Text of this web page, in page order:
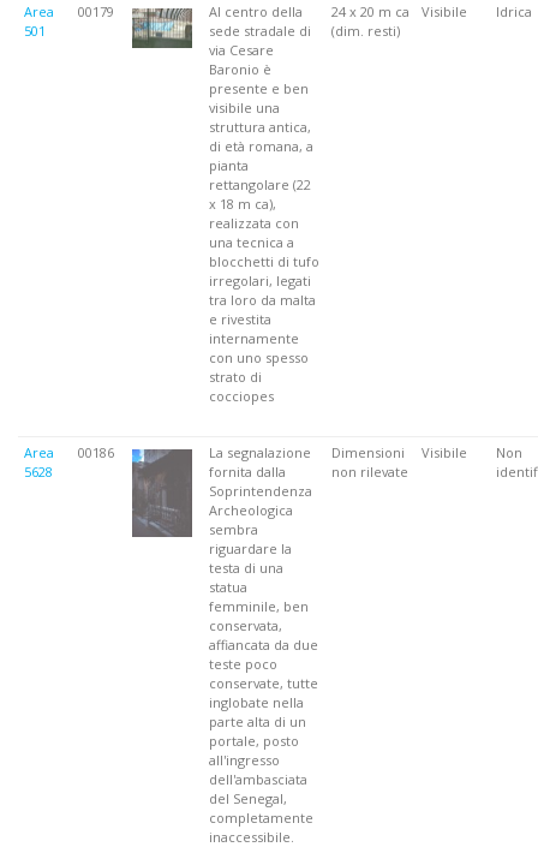
Area
501
00179
Al centro della
sede stradale di
via Cesare
Baronio è
presente e ben
visibile una
struttura antica,
di età romana, a
pianta
rettangolare (22
x 18 m ca),
realizzata con
una tecnica a
blocchetti di tufo
irregolari, legati
tra loro da malta
e rivestita
internamente
con uno spesso
strato di
cocciopes
24 x 20 m ca
(dim. resti)
Visibile Idrica
Area
5628
00186
La segnalazione
fornita dalla
Soprintendenza
Archeologica
sembra
riguardare la
testa di una
statua
femminile, ben
conservata,
affiancata da due
teste poco
conservate, tutte
inglobate nella
parte alta di un
portale, posto
all'ingresso
dell'ambasciata
del Senegal,
completamente
inaccessibile.
Dimensioni
non rilevate
Visibile
Non